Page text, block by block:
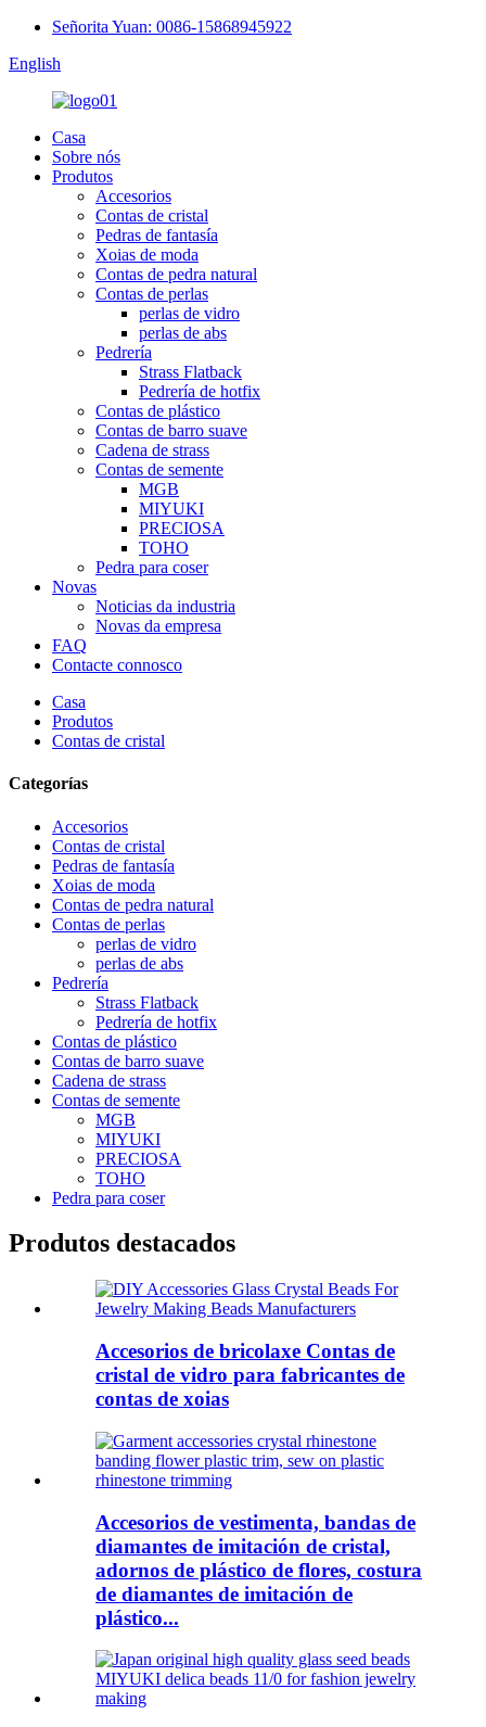
Señorita Yuan: 0086-15868945922
English
Casa
Sobre nós
Produtos
Accesorios
Contas de cristal
Pedras de fantasía
Xoias de moda
Contas de pedra natural
Contas de perlas
perlas de vidro
perlas de abs
Pedrería
Strass Flatback
Pedrería de hotfix
Contas de plástico
Contas de barro suave
Cadena de strass
Contas de semente
MGB
MIYUKI
PRECIOSA
TOHO
Pedra para coser
Novas
Noticias da industria
Novas da empresa
FAQ
Contacte connosco
Casa
Produtos
Contas de cristal
Categorías
Accesorios
Contas de cristal
Pedras de fantasía
Xoias de moda
Contas de pedra natural
Contas de perlas
perlas de vidro
perlas de abs
Pedrería
Strass Flatback
Pedrería de hotfix
Contas de plástico
Contas de barro suave
Cadena de strass
Contas de semente
MGB
MIYUKI
PRECIOSA
TOHO
Pedra para coser
Produtos destacados
Accesorios de bricolaxe Contas de
cristal de vidro para fabricantes de
contas de xoias
Accesorios de vestimenta, bandas de
diamantes de imitación de cristal,
adornos de plástico de flores, costura
de diamantes de imitación de
plástico...